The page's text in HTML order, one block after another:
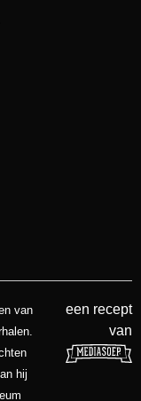
van
hij
een recept
van